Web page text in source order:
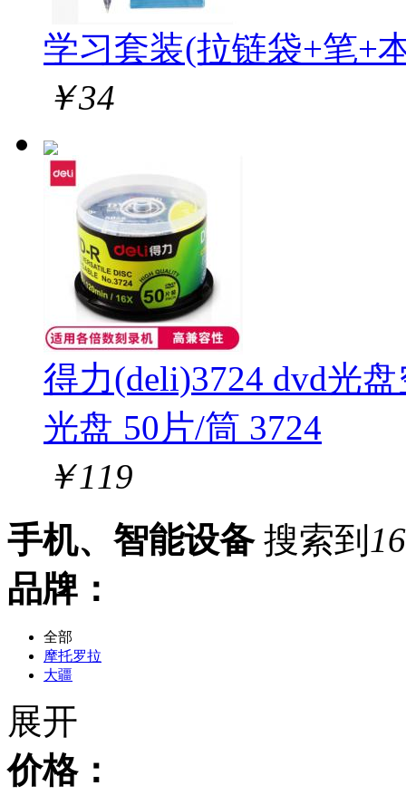
学习套装(拉链袋+笔+
￥34
得力(deli)3724 dvd光
光盘 50片/筒 3724
￥119
手机、智能设备搜索到 16
品牌：
全部
摩托罗拉
大疆
展开
价格：